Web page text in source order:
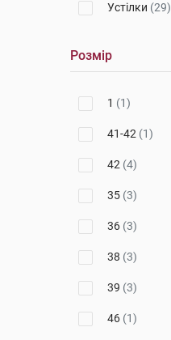
Устілки (29)
Розмір
1 (1)
41-42 (1)
42 (4)
35 (3)
36 (3)
38 (3)
39 (3)
46 (1)